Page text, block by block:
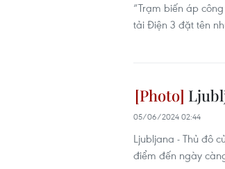
“Trạm biến áp
tải Điện 3 đặt tên
05/06/2024 02:44
Ljubljana - Thủ đô
điểm đến ngày